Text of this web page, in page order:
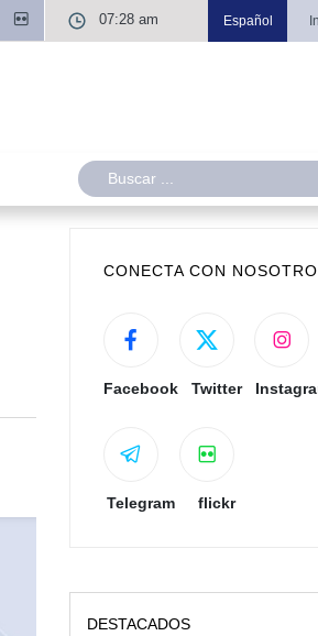
07:28 am Español
CONECTA CON
Facebook Twitter
Telegram flickr
DESTACADOS